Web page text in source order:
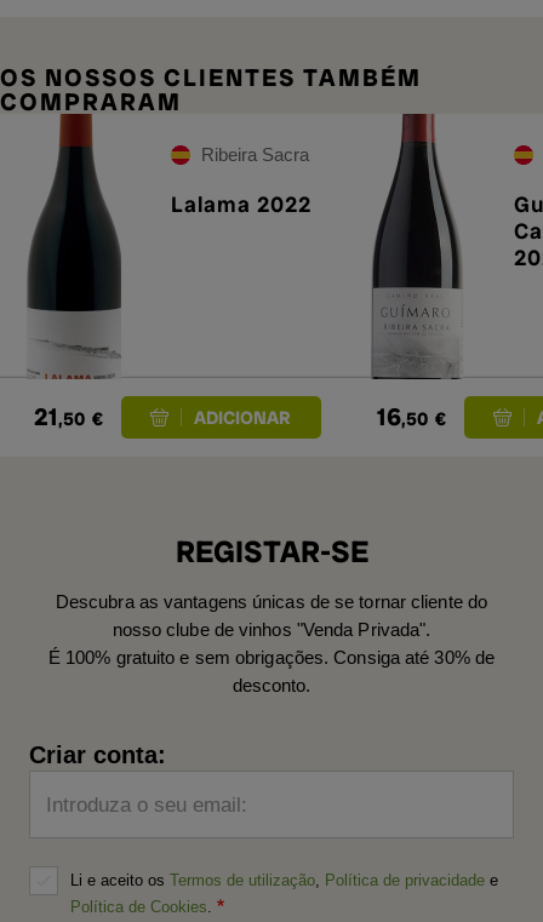
OS NOSSOS CLIENTES TAMBÉM
COMPRARAM
Ribeira Sacra
Lalama 2022
21,50 € 16,50 €
REGISTAR-SE
Descubra as vantagens únicas de se tornar cliente do
nosso clube de vinhos "Venda Privada".
É 100% gratuito e sem obrigações. Consiga até 30% de
desconto.
Criar conta:
Introduza o seu email:
Li e aceito os Termos de utilização Política de privacidade e
Política de Cookies